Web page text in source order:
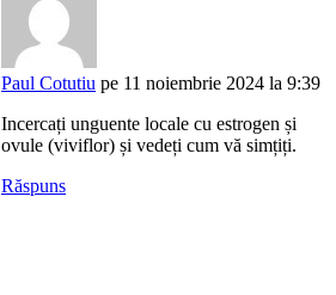
Paul Cotutiu pe 11 noiembrie 2024 la 9:39
Incercați unguente locale cu estrogen și
ovule (viviflor) și vedeți cum vă simțiți.
Răspuns